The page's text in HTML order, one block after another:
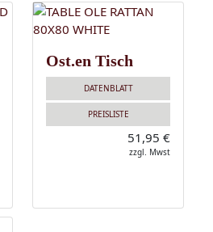
Ost.en Tisch
DATENBLATT
PREISLISTE
51,95 €
zzgl. Mwst